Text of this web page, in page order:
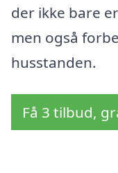
der ikke bare
men også
husstanden.
Få 3 tilbud,